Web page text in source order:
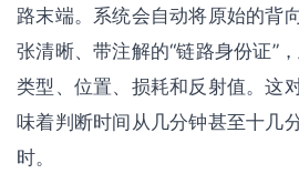
路末端。系统会自动将原始的背
张清晰、带注解的“链路身份证”
类型、位置、损耗和反射值。这
味着判断时间从几分钟甚至十几
时。